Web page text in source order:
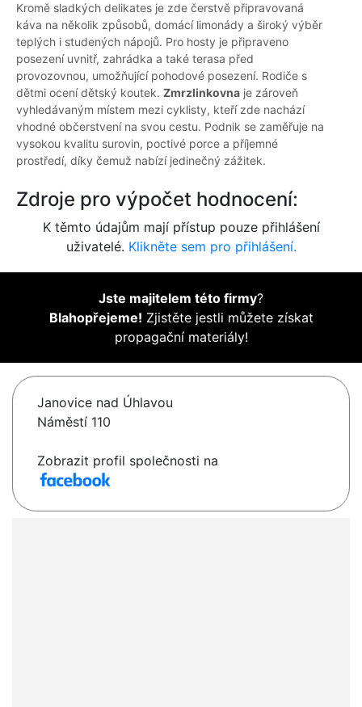
Kromě sladkých delikates je zde čerstvě připravovaná
káva na několik způsobů, domácí limonády a široký výběr
teplých i studených nápojů. Pro hosty je připraveno
posezení uvnitř, zahrádka a také terasa před
provozovnou, umožňující pohodové posezení. Rodiče s
dětmi ocení dětský koutek. Zmrzlinkovna je zároveň
vyhledávaným místem mezi cyklisty, kteří zde nachází
vhodné občerstvení na svou cestu. Podnik se zaměřuje na
vysokou kvalitu surovin, poctivé porce a příjemné
prostředí, díky čemuž nabízí jedinečný zážitek.
Zdroje pro výpočet hodnocení:
K těmto údajům mají přístup pouze přihlášení
uživatelé. Klikněte sem pro přihlášení.
Jste majitelem této firmy?
Blahopřejeme! Zjistěte jestli můžete získat
propagační materiály!
Janovice nad Úhlavou
Náměstí 110
Zobrazit profil společnosti na